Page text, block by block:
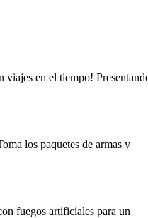
viajes en el tiempo!
los paquetes de armas y
fuegos artificiales para un